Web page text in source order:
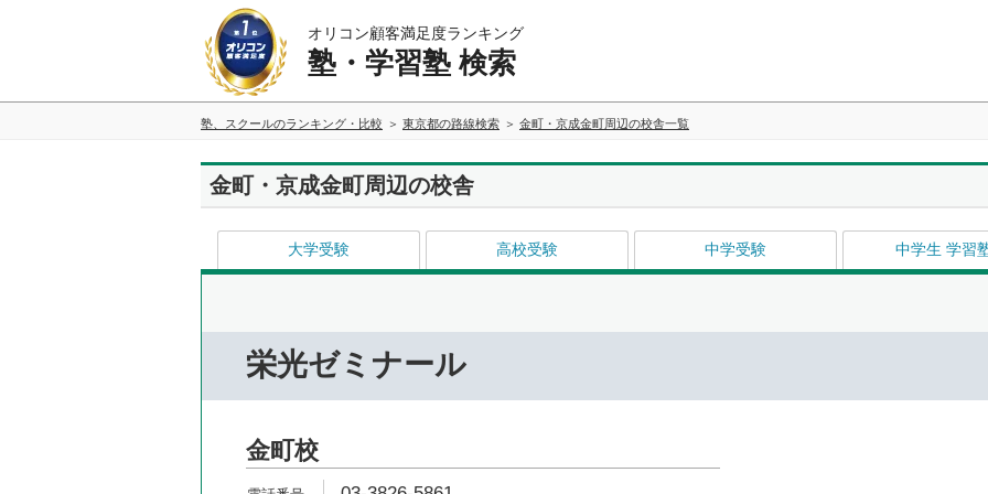
オリコン顧客満足度ランキング
塾・学習塾 検索
塾、スクールのランキング・比較 東京都の路線検索 金町・京成金町周辺の校舎一覧
金町・京成金町周辺の校舎
大学受験 高校受験 中学受験 中学生 学習
栄光ゼミナール
金町校